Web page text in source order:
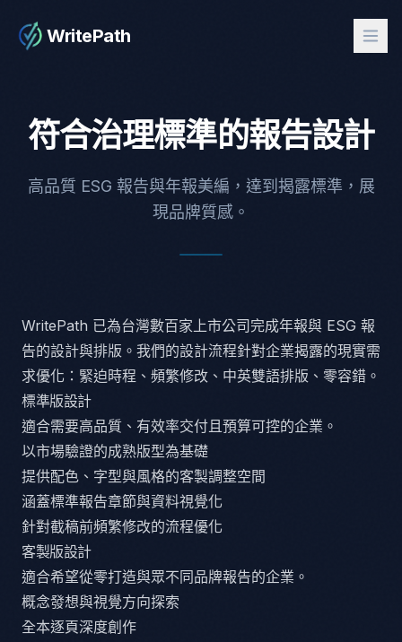
WritePath
符合治理標準的報告設計
高品質 ESG 報告與年報美編，達到揭露標準，展
現品牌質感。
WritePath 已為台灣數百家上市公司完成年報與 ESG 報
告的設計與排版。我們的設計流程針對企業揭露的現實需
求優化：緊迫時程、頻繁修改、中英雙語排版、零容錯。
標準版設計
適合需要高品質、有效率交付且預算可控的企業。
以市場驗證的成熟版型為基礎
提供配色、字型與風格的客製調整空間
涵蓋標準報告章節與資料視覺化
針對截稿前頻繁修改的流程優化
客製版設計
適合希望從零打造與眾不同品牌報告的企業。
概念發想與視覺方向探索
全本逐頁深度創作